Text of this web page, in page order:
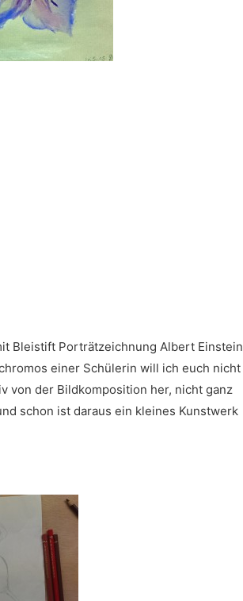
Bleistift Porträtzeichnung Albert Einstein
einer Schülerin will ich euch nicht
von der Bildkomposition her, nicht ganz
schon ist daraus ein kleines Kunstwerk